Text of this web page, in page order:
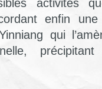
activités
enfin
qui
précipitant